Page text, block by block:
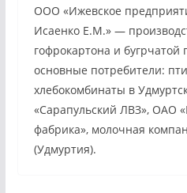
ООО «Ижевское
Исаенко Е.М.» —
гофрокартона и бугрчатой
основные потребители:
хлебокомбинаты в
«Сарапульский ЛВЗ», ОАО
фабрика», молочная
(Удмуртия).